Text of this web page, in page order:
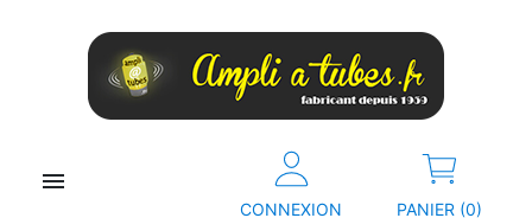

CONNEXION PANIER (0)